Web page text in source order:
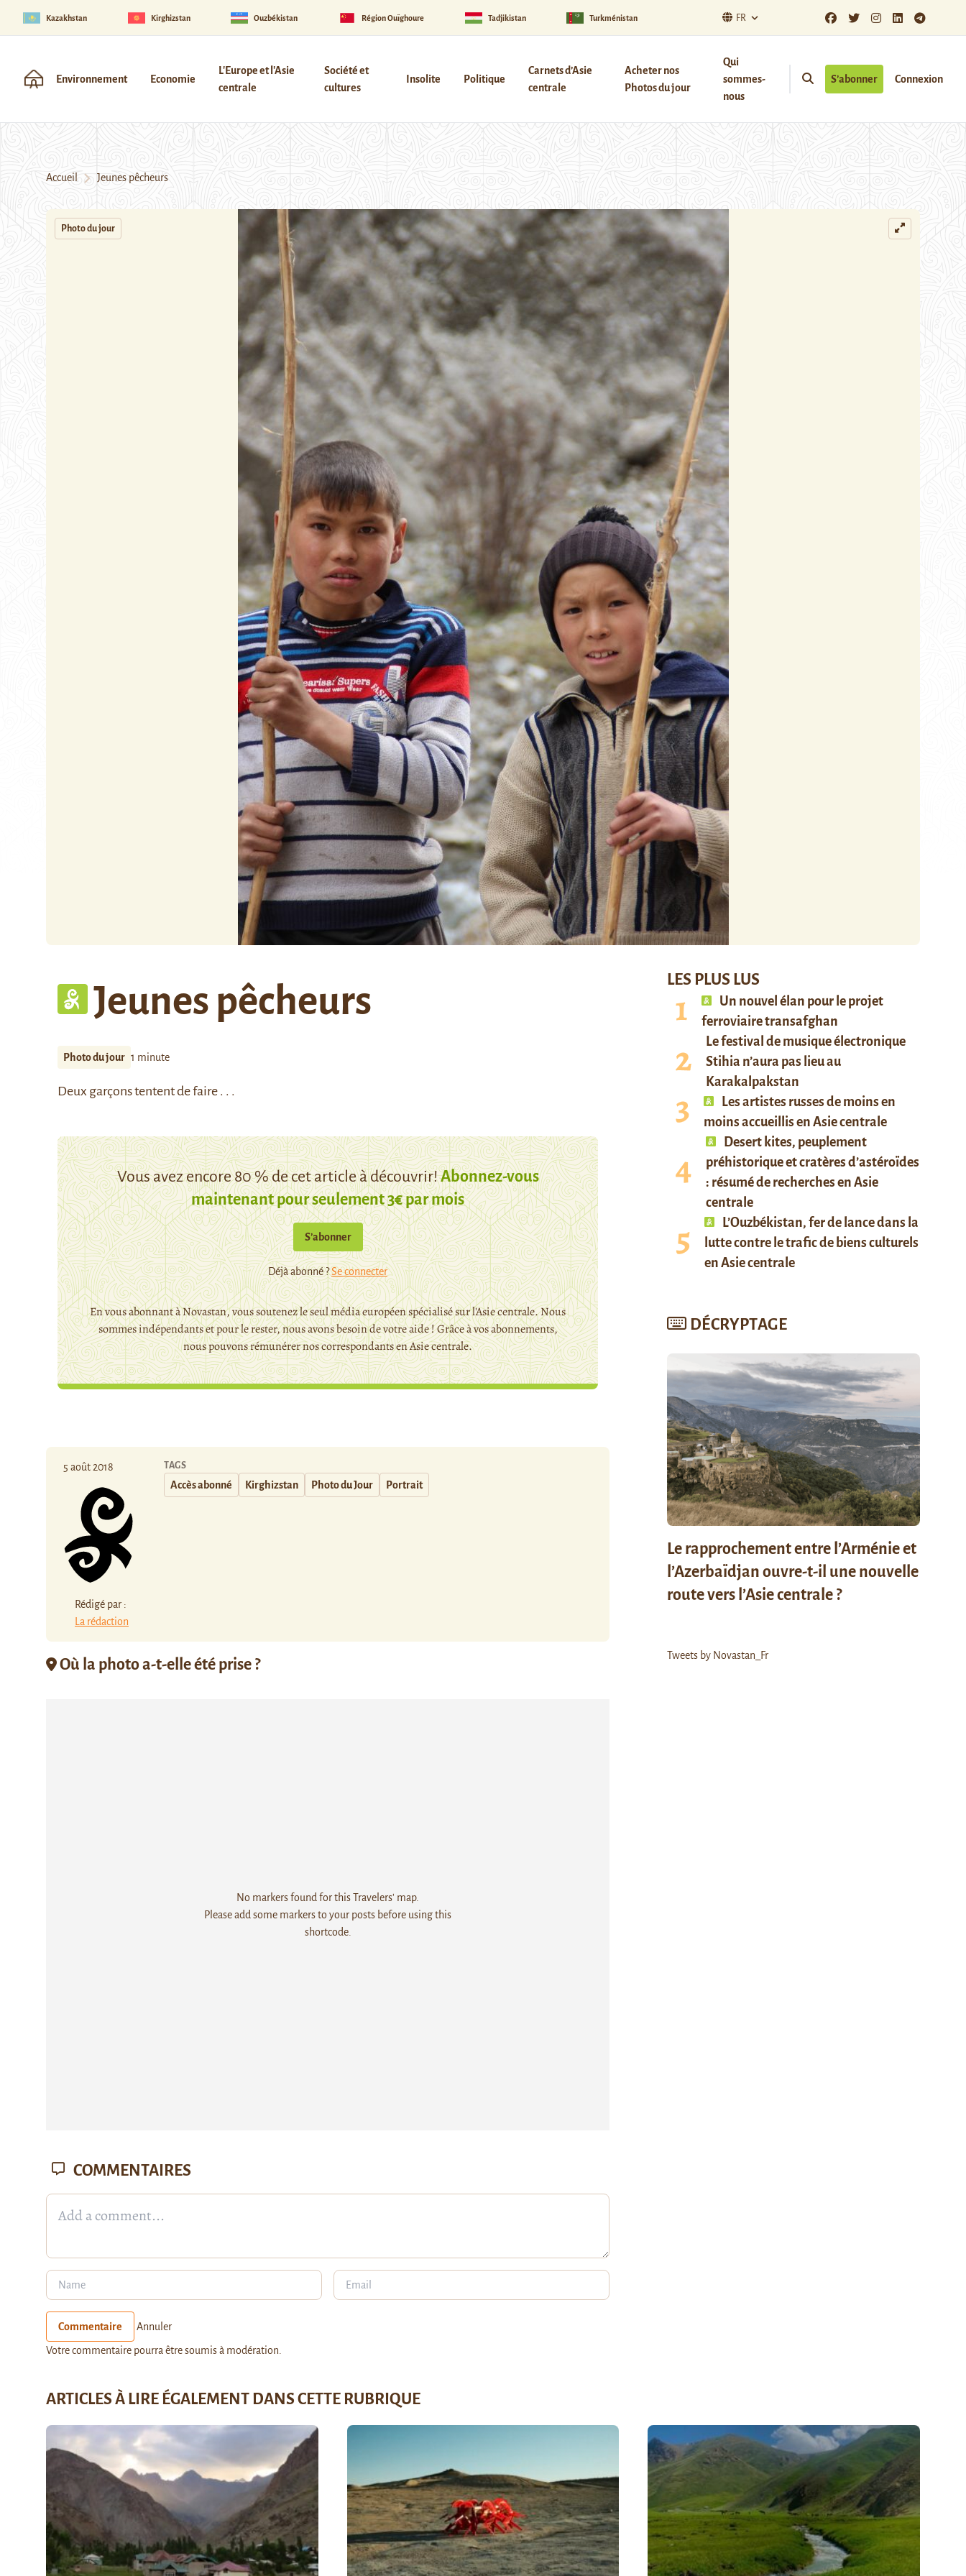
Kazakhstan Kirghizstan Ouzbékistan Région Ouïghoure Tadjikistan Turkménistan FR
Environnement Economie
L'Europe et l'Asie
centrale
Société et
cultures
Insolite Politique
Carnets d’Asie
centrale
Acheter nos
Photos du jour
Qui
sommes-
nous
S’abonner Connexion
Accueil Jeunes pêcheurs
Photo du jour
Jeunes pêcheurs
Photo du jour 1 minute
Deux garçons tentent de faire . . .
Vous avez encore 80 % de cet article à découvrir!Abonnez-vous
maintenant pour seulement 3€ par mois
S’abonner
Déjà abonné ?Se connecter
En vous abonnant à Novastan, vous soutenez le seul média européen spécialisé sur l'Asie centrale. Nous
sommes indépendants et pour le rester, nous avons besoin de votre aide ! Grâce à vos abonnements,
nous pouvons rémunérer nos correspondants en Asie centrale.
5 août 2018
Rédigé par :
La rédaction
TAGS
Accès abonné Kirghizstan Photo du Jour Portrait
Où la photo a-t-elle été prise ?
No markers found for this Travelers' map.
Please add some markers to your posts before using this
shortcode.
LES PLUS LUS
Un nouvel élan pour le projet
ferroviaire transafghan
Le festival de musique électronique
Stihia n’aura pas lieu au
Karakalpakstan
Les artistes russes de moins en
moins accueillis en Asie centrale
Desert kites, peuplement
préhistorique et cratères d’astéroïdes
: résumé de recherches en Asie
centrale
L’Ouzbékistan, fer de lance dans la
lutte contre le trafic de biens culturels
en Asie centrale
DÉCRYPTAGE
Le rapprochement entre l’Arménie et
l’Azerbaïdjan ouvre-t-il une nouvelle
route vers l’Asie centrale ?
Tweets by Novastan_Fr
COMMENTAIRES
Commentaire Annuler
Votre commentaire pourra être soumis à modération.
ARTICLES À LIRE ÉGALEMENT DANS CETTE RUBRIQUE